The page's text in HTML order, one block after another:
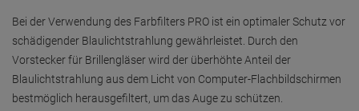
Bei der Verwendung des Farbfilters PRO ist ein optimaler Schutz vor
schädigender Blaulichtstrahlung gewährleistet. Durch den
Vorstecker für Brillengläser wird der überhöhte Anteil der
Blaulichtstrahlung aus dem Licht von Computer-Flachbildschirmen
bestmöglich herausgefiltert, um das Auge zu schützen.